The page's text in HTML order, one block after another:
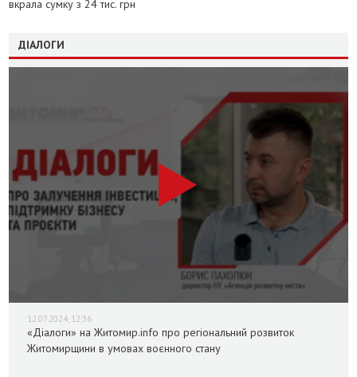
вкрала сумку з 24 тис. грн
ДІАЛОГИ
12.07.2024, 12:36
«Діалоги» на Житомир.info про регіональний розвиток
Житомирщини в умовах воєнного стану